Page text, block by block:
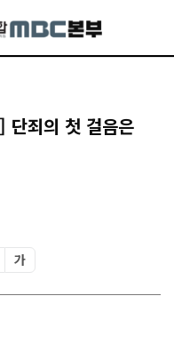
단죄의 첫 걸음은
가